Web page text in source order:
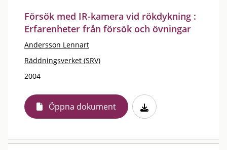
Försök med IR-kamera vid rökdykning :
Erfarenheter från försök och övningar
Andersson Lennart
Räddningsverket (SRV)
2004
Öppna dokument